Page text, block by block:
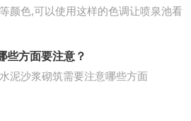
颜色,可以使用这样的色调让喷泉池看
些方面要注意？
泥沙浆砌筑需要注意哪些方面